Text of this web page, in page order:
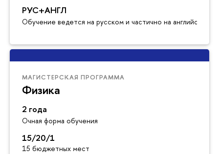
РУС+АНГЛ
Обучение ведется на русском и частично на английском
МАГИСТЕРСКАЯ ПРОГРАММА
Физика
2 года
Очная форма обучения
15/20/1
15 бюджетных мест